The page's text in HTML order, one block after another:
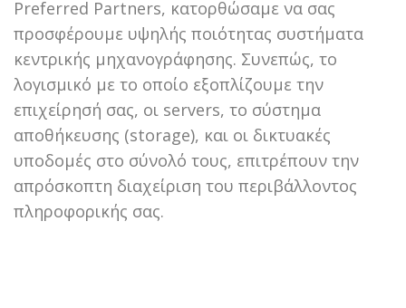
Preferred Partners, κατορθώσαμε να σας
προσφέρουμε υψηλής ποιότητας συστήματα
κεντρικής μηχανογράφησης. Συνεπώς, το
λογισμικό με το οποίο εξοπλίζουμε την
επιχείρησή σας, οι servers, το σύστημα
αποθήκευσης (storage), και οι δικτυακές
υποδομές στο σύνολό τους, επιτρέπουν την
απρόσκοπτη διαχείριση του περιβάλλοντος
πληροφορικής σας.